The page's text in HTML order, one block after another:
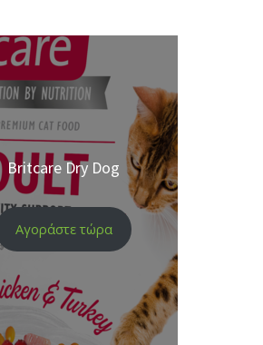
Britcare Dry Dog
Αγοράστε τώρα